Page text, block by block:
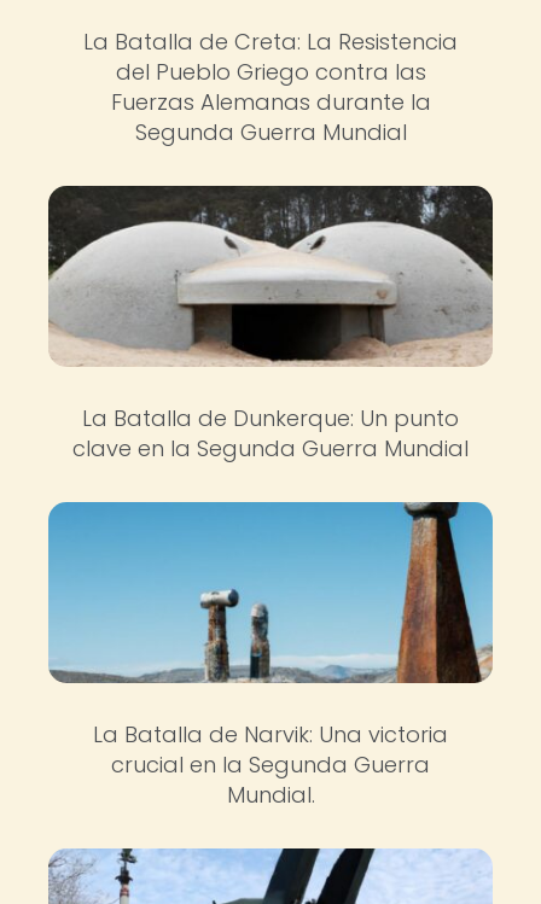
La Batalla de Creta: La Resistencia
del Pueblo Griego contra las
Fuerzas Alemanas durante la
Segunda Guerra Mundial
La Batalla de Dunkerque: Un punto
clave en la Segunda Guerra Mundial
La Batalla de Narvik: Una victoria
crucial en la Segunda Guerra
Mundial.